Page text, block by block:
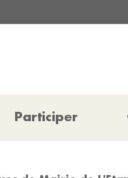
Participer